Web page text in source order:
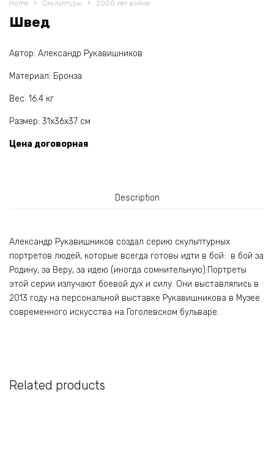
Home Скульптуры 2000 лет война
Швед
Автор: Александр Рукавишников
Материал: Бронза
Вес: 16.4 кг
Размер: 31х36х37 см
Цена договорная
Description
Александр Рукавишников создал серию скульптурных
портретов людей, которые всегда готовы идти в бой: в бой за
Родину, за Веру, за идею (иногда сомнительную).Портреты
этой серии излучают боевой дух и силу. Они выставлялись в
2013 году на персональной выставке Рукавишникова в Музее
современного искусства на Гоголевском бульваре.
Related products